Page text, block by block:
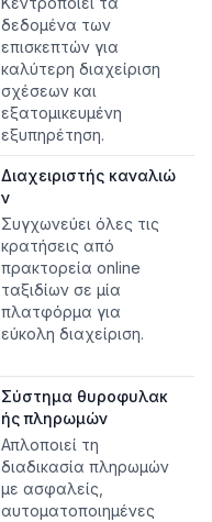
δεδομένα των
επισκεπτών για
καλύτερη διαχείριση
σχέσεων και
εξατομικευμένη
εξυπηρέτηση.
Διαχειριστής καναλιώ
ν
Συγχωνεύει όλες τις
κρατήσεις από
πρακτορεία online
ταξιδίων σε μία
πλατφόρμα για
εύκολη διαχείριση.
Σύστημα θυροφυλακ
ής πληρωμών
Απλοποιεί τη
διαδικασία πληρωμών
με ασφαλείς,
αυτοματοποιημένες